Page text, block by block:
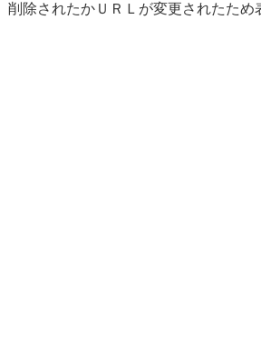
削除されたかＵＲＬが変更されたため